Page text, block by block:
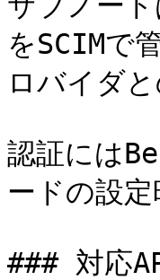
をSCIMで
ロバイダ
認証には
ードの設
### 対応